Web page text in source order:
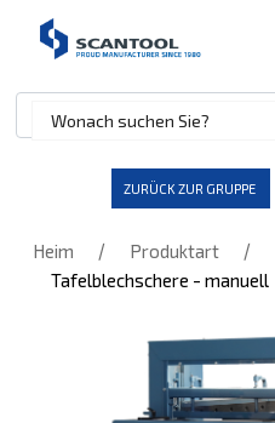
ZURÜCK ZUR GRUPPE
Heim / Produktart /
Tafelblechschere - manuell